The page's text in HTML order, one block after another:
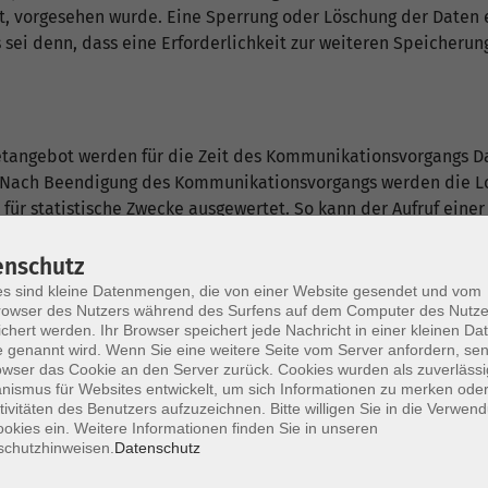
wurde. Eine Sperrung oder Löschung der
denn, dass eine Erforderlichkeit zur weiteren
werden für die Zeit des Kommunikationsvorgangs
Beendigung des Kommunikationsvorgangs werden die
statistische Zwecke ausgewertet. So kann der Aufruf einer
11015 "-" "Mozilla/5.0 (Windows; U; Windows NT 5.1; de;
es sich um Textdateien, die im Internetbrowser
eine Website aufgerufen, so kann ein Cookie auf dem
Zeichenfolge, die eine eindeutige Identifizierung des
sind kleine Datenmengen, die von einer Website gesendet und vom
des Nutzers während des Surfens auf dem Computer des
werden. Ihr Browser speichert jede Nachricht in einer kleinen
genannt wird. Wenn Sie eine weitere Seite vom Server anfordern,
das Cookie an den Server zurück. Cookies wurden als
für Websites entwickelt, um sich Informationen zu merken
des Benutzers aufzuzeichnen. Bitte willigen Sie in die
ein. Weitere Informationen finden Sie in unseren
Datenschutz